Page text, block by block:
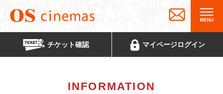
チケット確認 マイページログイン
INFORMATION